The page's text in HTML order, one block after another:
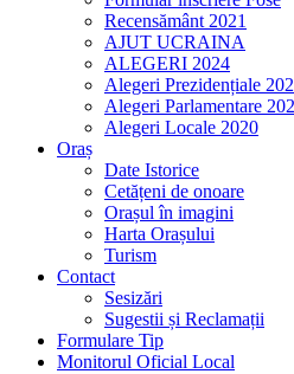
Recensământ 2021
AJUT UCRAINA
ALEGERI 2024
Alegeri Prezidențiale
Alegeri Parlamentare
Alegeri Locale 2020
Oraș
Date Istorice
Cetățeni de onoare
Orașul în imagini
Harta Orașului
Turism
Contact
Sesizări
Sugestii și Reclamații
Formulare Tip
Monitorul Oficial Local